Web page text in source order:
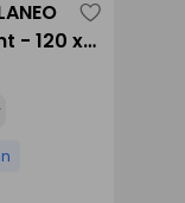
- 120 x comme